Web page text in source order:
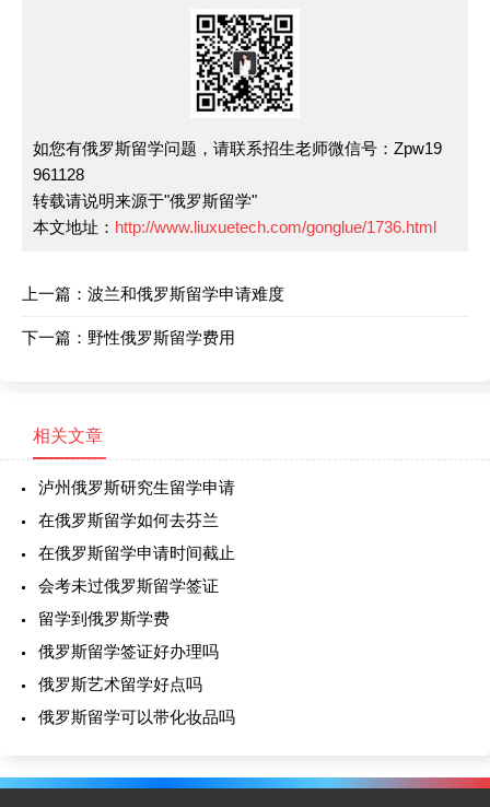
如您有俄罗斯留学问题，请联系招生老师微信号：Zpw19
961128
转载请说明来源于"俄罗斯留学"
本文地址： http://www.liuxuetech.com/gonglue/1736.html
上一篇： 波兰和俄罗斯留学申请难度
下一篇： 野性俄罗斯留学费用
相关文章
泸州俄罗斯研究生留学申请
在俄罗斯留学如何去芬兰
在俄罗斯留学申请时间截止
会考未过俄罗斯留学签证
留学到俄罗斯学费
俄罗斯留学签证好办理吗
俄罗斯艺术留学好点吗
俄罗斯留学可以带化妆品吗